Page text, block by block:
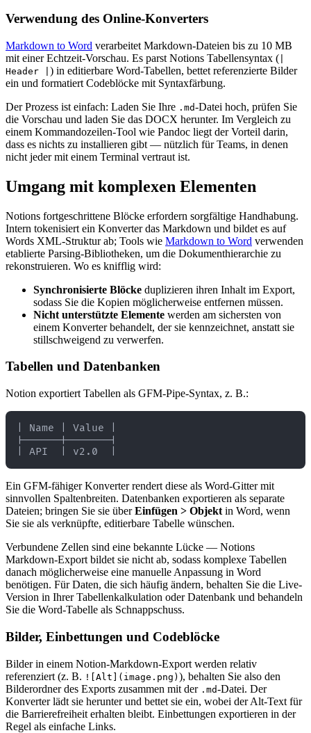
Verwendung des Online-Konverters
Markdown to Word verarbeitet Markdown-Dateien bis zu 10 MB
mit einer Echtzeit-Vorschau. Es parst Notions Tabellensyntax (
Header | ) in editierbare Word-Tabellen, bettet referenzierte Bilder
ein und formatiert Codeblöcke mit Syntaxfärbung.
Der Prozess ist einfach: Laden Sie Ihre .md-Datei hoch, prüfen Sie
die Vorschau und laden Sie das DOCX herunter. Im Vergleich zu
einem Kommandozeilen-Tool wie Pandoc liegt der Vorteil darin,
dass es nichts zu installieren gibt — nützlich für Teams, in denen
nicht jeder mit einem Terminal vertraut ist.
Umgang mit komplexen Elementen
Notions fortgeschrittene Blöcke erfordern sorgfältige Handhabung.
Intern tokenisiert ein Konverter das Markdown und bildet es auf
Words XML-Struktur ab; Tools wie Markdown to Word verwenden
etablierte Parsing-Bibliotheken, um die Dokumenthierarchie zu
rekonstruieren. Wo es knifflig wird:
Synchronisierte Blöcke duplizieren ihren Inhalt im Export,
sodass Sie die Kopien möglicherweise entfernen müssen.
Nicht unterstützte Elemente werden am sichersten von
einem Konverter behandelt, der sie kennzeichnet, anstatt sie
stillschweigend zu verwerfen.
Tabellen und Datenbanken
Notion exportiert Tabellen als GFM-Pipe-Syntax, z. B.:
| Name | Value |
|------|-------|
Ein GFM-fähiger Konverter rendert diese als Word-Gitter mit
sinnvollen Spaltenbreiten. Datenbanken exportieren als separate
Dateien; bringen Sie sie überEinfügen > Objektin Word, wenn
Sie sie als verknüpfte, editierbare Tabelle wünschen.
Verbundene Zellen sind eine bekannte Lücke — Notions
Markdown-Export bildet sie nicht ab, sodass komplexe Tabellen
danach möglicherweise eine manuelle Anpassung in Word
benötigen. Für Daten, die sich häufig ändern, behalten Sie die Live-
Version in Ihrer Tabellenkalkulation oder Datenbank und behandeln
Sie die Word-Tabelle als Schnappschuss.
Bilder, Einbettungen und Codeblöcke
Bilder in einem Notion-Markdown-Export werden relativ
referenziert (z. B. ![Alt](image.png) ), behalten Sie also den
Bilderordner des Exports zusammen mit der .md-Datei. Der
Konverter lädt sie herunter und bettet sie ein, wobei der Alt-Text für
die Barrierefreiheit erhalten bleibt. Einbettungen exportieren in der
Regel als einfache Links.